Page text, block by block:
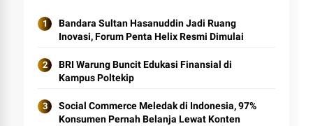
Bandara Sultan Hasanuddin Jadi Ruang
Inovasi, Forum Penta Helix Resmi Dimulai
BRI Warung Buncit Edukasi Finansial di
Kampus Poltekip
Social Commerce Meledak di Indonesia, 97%
Konsumen Pernah Belanja Lewat Konten